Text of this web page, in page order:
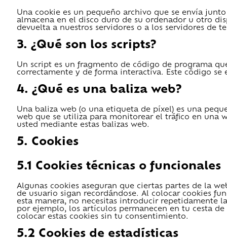
Una cookie es un pequeño archivo que se envía
almacena en el disco duro de su ordenador u otro
devuelta a nuestros servidores o a los servidores de
3. ¿Qué son los scripts?
Un script es un fragmento de código de programa
correctamente y de forma interactiva. Este código
4. ¿Qué es una baliza web?
Una baliza web (o una etiqueta de píxel) es una
web que se utiliza para monitorear el tráfico en una
usted mediante estas balizas web.
5. Cookies
5.1 Cookies técnicas o funcionales
Algunas cookies aseguran que ciertas partes de la
de usuario sigan recordándose. Al colocar cookies
esta manera, no necesitas introducir repetidamente
por ejemplo, los artículos permanecen en tu cesta
colocar estas cookies sin tu consentimiento.
5.2 Cookies de estadísticas